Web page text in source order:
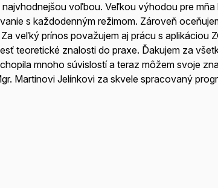
voľbou. Veľkou výhodou pre
s každodenným režimom. Zároveň
veľký prínos považujem aj prácu s aplikáciou
teoretické znalosti do praxe. Ďakujem za
mnoho súvislostí a teraz môžem svoje
Martinovi Jelínkovi za skvele spracovaný